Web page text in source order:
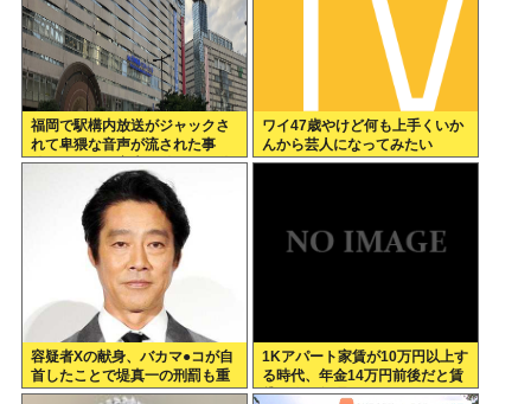
福岡で駅構内放送がジャックさ
れて卑猥な音声が流された事
件、やはり元音声は動ありの動
ワイ47歳やけど何も上手くいか
んから芸人になってみたい
容疑者Xの献身、バカマ●コが自
首したことで堤真一の刑罰も重
くなるwww
1Kアパート家賃が10万円以上す
る時代、年金14万円前後だと賃
貸の人は無理じゃね？